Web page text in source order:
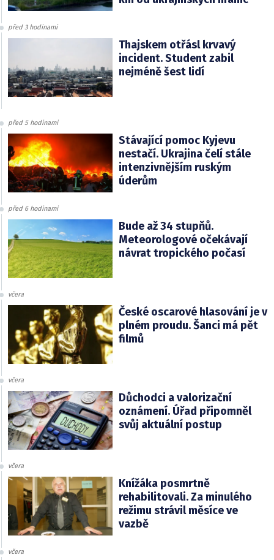
před 3 hodinami
Thajskem otřásl krvavý
incident. Student zabil
nejméně šest lidí
před 5 hodinami
Stávající pomoc Kyjevu
nestačí. Ukrajina čelí stále
intenzivnějším ruským
úderům
před 6 hodinami
Bude až 34 stupňů.
Meteorologové očekávají
návrat tropického počasí
včera
České oscarové hlasování je v
plném proudu. Šanci má pět
filmů
včera
Důchodci a valorizační
oznámení. Úřad připomněl
svůj aktuální postup
včera
Knížáka posmrtně
rehabilitovali. Za minulého
režimu strávil měsíce ve
vazbě
včera